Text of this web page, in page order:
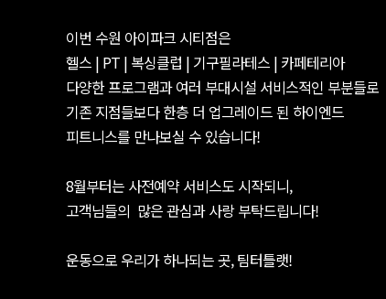
이번 수원 아이파크 시티점은
헬스 | PT | 복싱클럽 | 기구필라테스 | 카페테리아
다양한 프로그램과 여러 부대시설 서비스적인 부분들로
기존 지점들보다 한층 더 업그레이드 된 하이엔드
피트니스를 만나보실 수 있습니다!
8월부터는 사전예약 서비스도 시작되니,
고객님들의 많은 관심과 사랑 부탁드립니다!
운동으로 우리가 하나되는 곳, 팀터틀랫!